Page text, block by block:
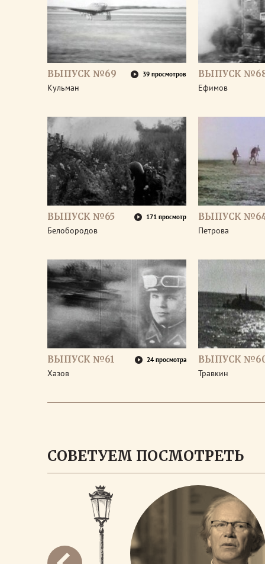
ВЫПУСК №69 39 просмотров
Кульман
ВЫПУСК
Ефимов
ВЫПУСК №65 171 просмотр
Белобородов
ВЫПУСК
Петрова
ВЫПУСК №61 24 просмотра
Хазов
ВЫПУСК
Травкин
СОВЕТУЕМ ПОСМОТРЕТЬ